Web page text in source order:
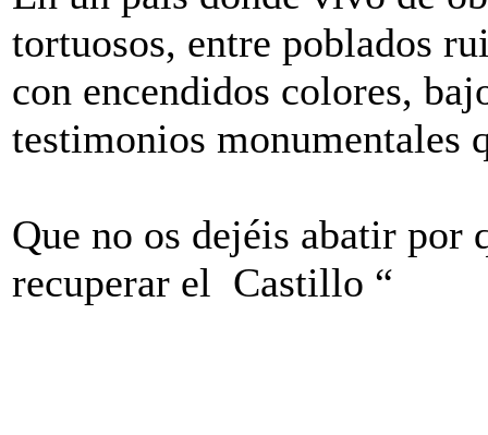
tortuosos, entre poblados
con encendidos colores,
testimonios monumentales
Que no os dejéis abatir por
recuperar el Castillo “